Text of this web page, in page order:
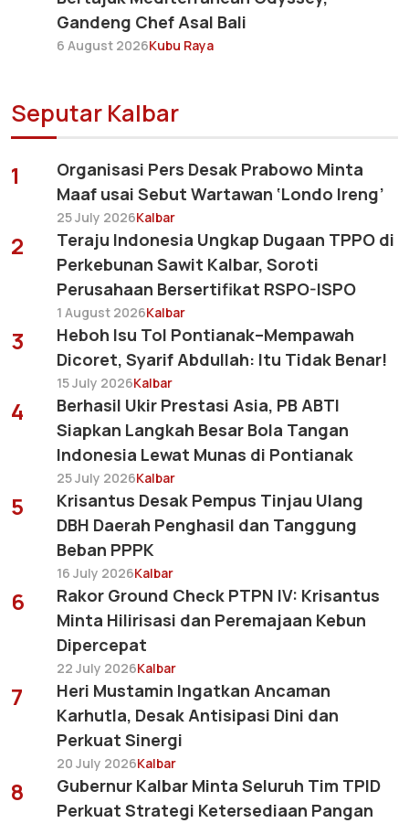
Gandeng Chef Asal Bali
6 August 2026Kubu Raya
Seputar Kalbar
1
Organisasi Pers Desak Prabowo Minta
Maaf usai Sebut Wartawan ‘Londo Ireng’
25 July 2026Kalbar
2
Teraju Indonesia Ungkap Dugaan TPPO di
Perkebunan Sawit Kalbar, Soroti
Perusahaan Bersertifikat RSPO-ISPO
1 August 2026Kalbar
3
Heboh Isu Tol Pontianak–Mempawah
Dicoret, Syarif Abdullah: Itu Tidak Benar!
15 July 2026Kalbar
4
Berhasil Ukir Prestasi Asia, PB ABTI
Siapkan Langkah Besar Bola Tangan
Indonesia Lewat Munas di Pontianak
25 July 2026Kalbar
5
Krisantus Desak Pempus Tinjau Ulang
DBH Daerah Penghasil dan Tanggung
Beban PPPK
16 July 2026Kalbar
6
Rakor Ground Check PTPN IV: Krisantus
Minta Hilirisasi dan Peremajaan Kebun
Dipercepat
22 July 2026Kalbar
7
Heri Mustamin Ingatkan Ancaman
Karhutla, Desak Antisipasi Dini dan
Perkuat Sinergi
20 July 2026Kalbar
8
Gubernur Kalbar Minta Seluruh Tim TPID
Perkuat Strategi Ketersediaan Pangan